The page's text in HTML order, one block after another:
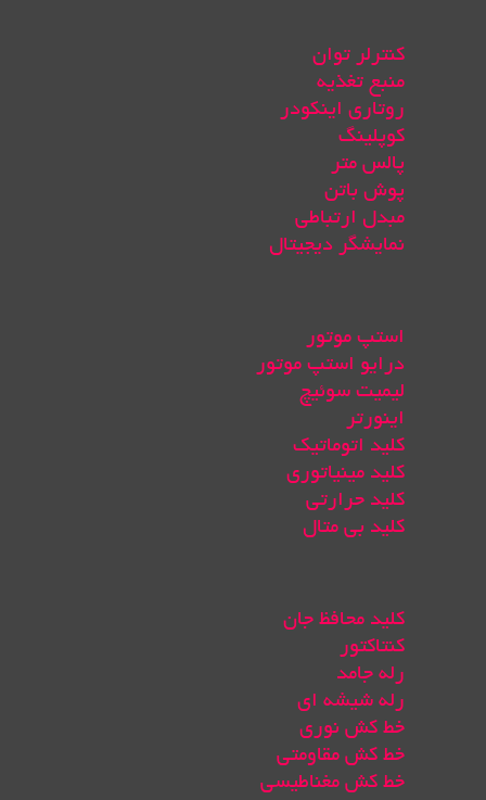
کنترلر توان
منبع تغذیه
روتاری اینکودر
کوپلینگ
پالس متر
پوش باتن
مبدل ارتباطی
نمایشگر دیجیتال
استپ موتور
درایو استپ موتور
لیمیت سوئیچ
اینورتر
کلید اتوماتیک
کلید مینیاتوری
کلید حرارتی
کلید بی متال
کلید محافظ جان
کنتاکتور
رله جامد
رله شیشه ای
خط کش نوری
خط کش مقاومتی
خط کش مغناطیسی